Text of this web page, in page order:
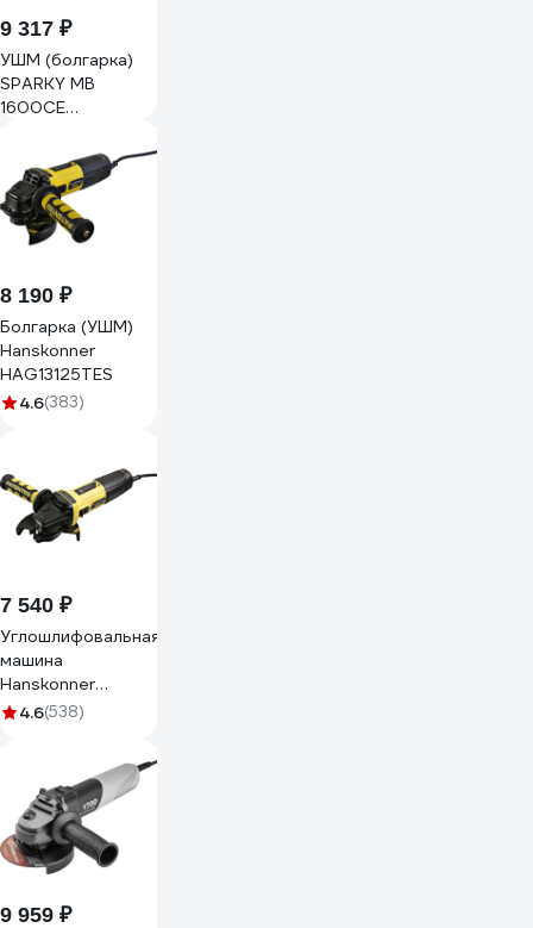
9 317 ₽
УШМ (болгарка)
SPARKY MB
1600СE
8 190 ₽
Болгарка (УШМ)
Hanskonner
HAG13125TES
4.6(383)
7 540 ₽
Углошлифовальная
машина
Hanskonner
HAG13125TE
4.6(538)
9 959 ₽